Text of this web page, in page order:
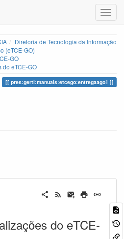
Diretoria de Tecnologia da Informação
(eTCE-GO)
GO
do eTCE-GO
pres:gerti:manuais:etcego:entregaago1
do eTCE-